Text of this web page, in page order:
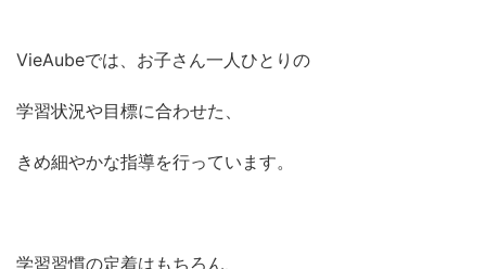
VieAubeでは、お子さん一人ひとりの
学習状況や目標に合わせた、
きめ細やかな指導を行っています。
学習習慣の定着はもちろん、